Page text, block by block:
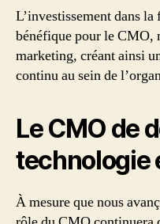
L’investissement dans
bénéfique pour le CMO,
marketing, créant ainsi
continu au sein de
Le CMO de
technologie
À mesure que nous